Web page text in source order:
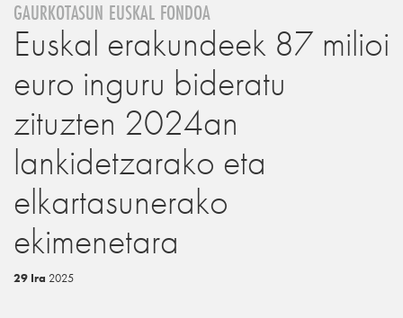
GAURKOTASUN EUSKAL FONDOA
Euskal erakundeek 87 milioi
euro inguru bideratu
zituzten 2024an
lankidetzarako eta
elkartasunerako
ekimenetara
29 Ira 2025